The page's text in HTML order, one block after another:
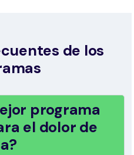
de los
programa
el dolor de